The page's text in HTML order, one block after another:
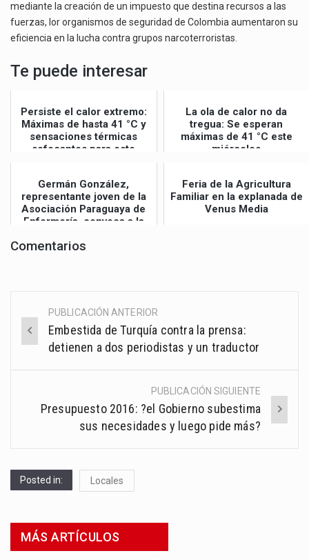
mediante la creación de un impuesto que destina recursos a las
fuerzas, lor organismos de seguridad de Colombia aumentaron su
eficiencia en la lucha contra grupos narcoterroristas.
Te puede interesar
Persiste el calor extremo:
Máximas de hasta 41 °C y
sensaciones térmicas
sofocantes para este
La ola de calor no da
tregua: Se esperan
máximas de 41 °C este
miércoles
Germán González,
representante joven de la
Asociación Paraguaya de
Enfermería, convoca a la
Feria de la Agricultura
Familiar en la explanada de
Venus Media
Comentarios
Post
navigation
PUBLICACIÓN ANTERIOR
Embestida de Turquía contra la prensa:
detienen a dos periodistas y un traductor
PUBLICACIÓN SIGUIENTE
Presupuesto 2016: ?el Gobierno subestima
sus necesidades y luego pide más?
Posted in: Locales
MÁS ARTÍCULOS